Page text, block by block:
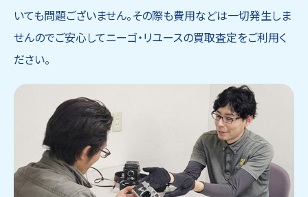
いても問題ございません。その際も費用などは一切発生しま
せんのでご安心してニーゴ・リユースの買取査定をご利用く
ださい。